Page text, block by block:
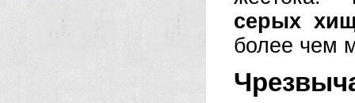
серых
более чем